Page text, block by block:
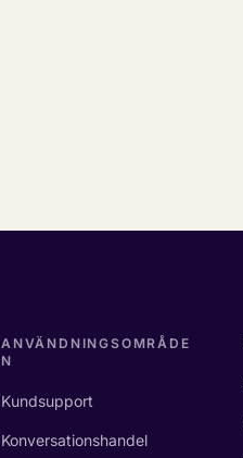
ANVÄNDNINGSOMRÅDE
N
Kundsupport
Konversationshandel